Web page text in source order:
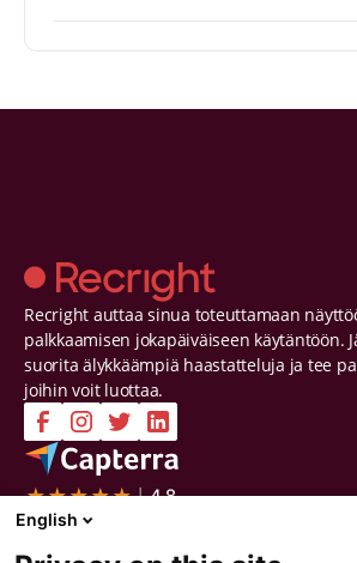
Recright auttaa sinua toteuttamaan
palkkaamisen jokapäiväiseen käytäntöön.
suorita älykkäämpiä haastatteluja ja tee
joihin voit luottaa.
Yritys
Ota yhteyttä
English